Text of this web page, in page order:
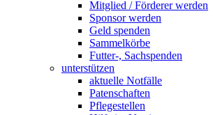
Mitglied / Förderer werden
Sponsor werden
Geld spenden
Sammelkörbe
Futter-, Sachspenden
unterstützen
aktuelle Notfälle
Patenschaften
Pflegestellen